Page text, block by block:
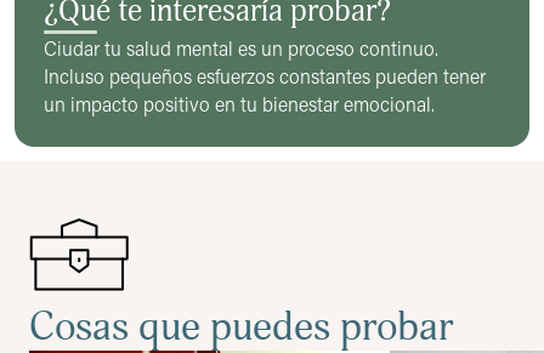
¿Qué te interesaría probar?
Ciudar tu salud mental es un proceso continuo.
Incluso pequeños esfuerzos constantes pueden tener
un impacto positivo en tu bienestar emocional.
Cosas que puedes probar